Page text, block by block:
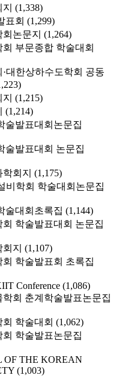
(1,338)
표회 (1,299)
논문지 (1,264)
부문종합 학술대회
대한상하수도학회 공동
(1,215)
(1,214)
술발표대회논문집
술발표대회 논문집
회지 (1,175)
비학회 학술대회논문집
술대회초록집 (1,144)
학술발표대회 논문집
지 (1,107)
학술발표회 초록집
Conference (1,086)
회 춘계학술발표논문집
학술대회 (1,062)
학술발표논문집
OF THE KOREAN
(1,003)